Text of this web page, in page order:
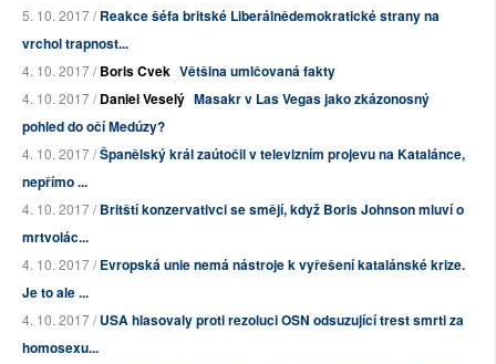
5. 10. 2017 /Reakce šéfa britské Liberálnědemokratické strany na
vrchol trapnost...
4. 10. 2017 /Boris Cvek Většina umlčovaná fakty
4. 10. 2017 /Daniel Veselý Masakr v Las Vegas jako zkázonosný
pohled do očí Medúzy?
4. 10. 2017 /Španělský král zaútočil v televizním projevu na Katalánce,
nepřímo ...
4. 10. 2017 /Britští konzervativci se smějí, když Boris Johnson mluví o
mrtvolác...
4. 10. 2017 /Evropská unie nemá nástroje k vyřešení katalánské krize.
Je to ale ...
4. 10. 2017 /USA hlasovaly proti rezoluci OSN odsuzující trest smrti za
homosexu...